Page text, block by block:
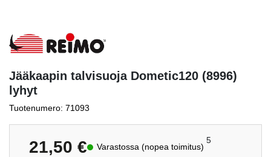
Jääkaapin talvisuoja Dometic120 (8996)
lyhyt
Tuotenumero: 71093
21,50 € Varastossa (nopea toimitus)
5